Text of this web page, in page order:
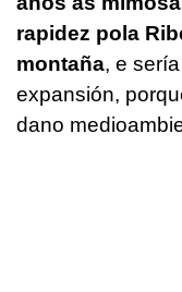
rapidez pola
montaña, e
expansión,
dano